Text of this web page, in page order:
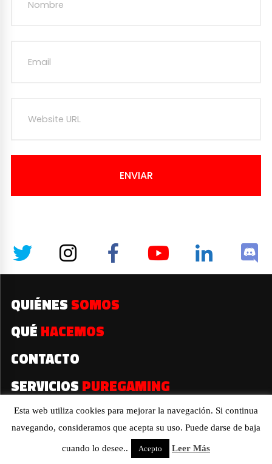
ENVIAR
QUIÉNES SOMOS
QUÉ HACEMOS
CONTACTO
SERVICIOS PUREGAMING
2019© Todos los derechos reservados
Esta web utiliza cookies para mejorar la navegación. Si continua
navegando, consideramos que acepta su uso. Puede darse de baja
cuando lo desee.. Acepto Leer Más